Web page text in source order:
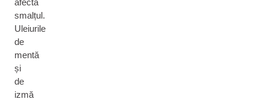
afecta
smalțul.
Uleiurile
de
mentă
și
de
izmă